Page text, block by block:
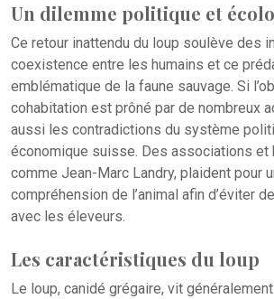
Un dilemme politique et
Ce retour inattendu du loup soulève des
coexistence entre les humains et ce
emblématique de la faune sauvage. Si
cohabitation est prôné par de nombreux
aussi les contradictions du système
économique suisse. Des associations et
comme Jean-Marc Landry, plaident pour
compréhension de l’animal afin d’éviter
avec les éleveurs.
Les caractéristiques du loup
Le loup, canidé grégaire, vit